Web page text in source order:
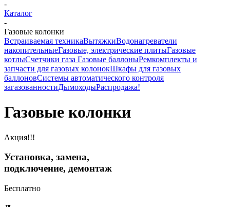
-
Каталог
-
Газовые колонки
Встраиваемая техникаВытяжкиВодонагреватели
накопительныеГазовые, электрические плитыГазовые
котлыСчетчики газа Газовые баллоныРемкомплекты и
запчасти для газовых колонокШкафы для газовых
баллоновСистемы автоматического контроля
загазованностиДымоходыРаспродажа!
Газовые колонки
Акция!!!
Установка, замена,
подключение, демонтаж
Бесплатно